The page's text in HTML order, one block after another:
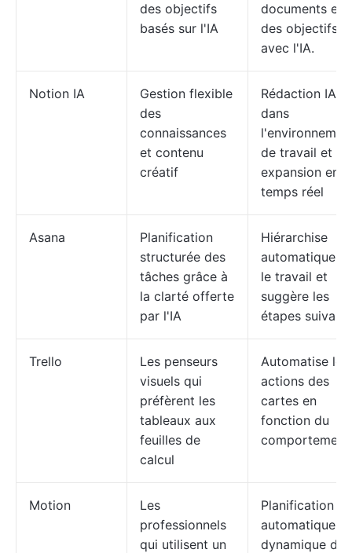
des objectifs
basés sur l'IA
documents et
des objectifs
avec l'IA.
Notion IA
Gestion flexible
des
connaissances
et contenu
créatif
Rédaction IA
dans
de travail et
expansion en
temps réel
Asana
Planification
structurée des
tâches grâce à
la clarté offerte
par l'IA
Hiérarchise
le travail et
suggère les
étapes
Trello
Les penseurs
visuels qui
préfèrent les
tableaux aux
feuilles de
calcul
Automatise les
actions des
cartes en
fonction du
comportement
Motion
Les
professionnels
qui utilisent un
Planification
automatique et
dynamique des